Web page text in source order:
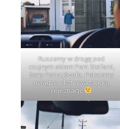
Ruszamy w drogę pod
czujnym okiem Pani Stefanii,
żony Pana Józefa. Polecamy
uwadze ekstrawagancką
rejestrację